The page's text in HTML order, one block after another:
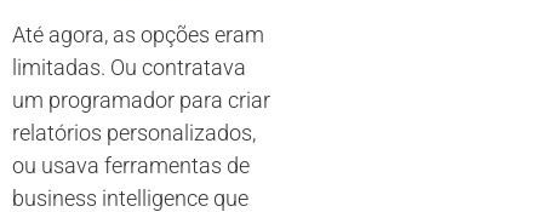
Até agora, as opções eram
limitadas. Ou contratava
um programador para criar
relatórios personalizados,
ou usava ferramentas de
business intelligence que